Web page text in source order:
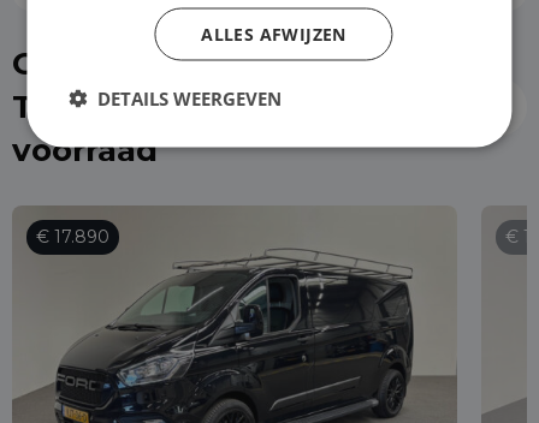
Of kies direct een Ford
Transit Custom uit de
voorraad
€ 17.890 €
ALLES AFWIJZEN
DETAILS WEERGEVEN